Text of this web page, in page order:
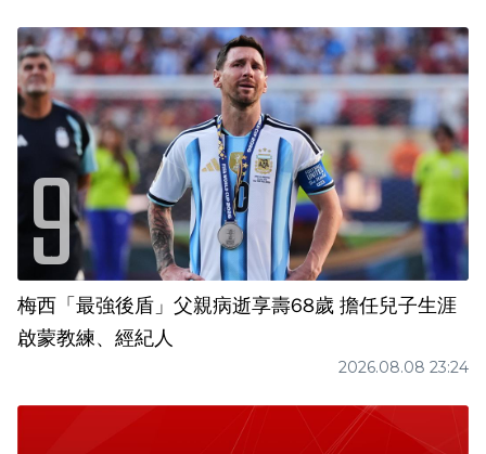
梅西「最強後盾」父親病逝享壽68歲 擔任兒子生涯
啟蒙教練、經紀人
2026.08.08 23:24